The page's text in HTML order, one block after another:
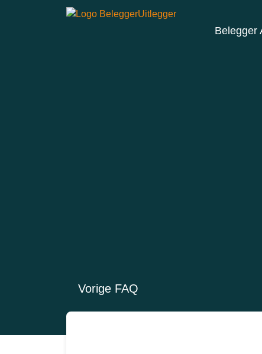
Belegger
Vorige FAQ